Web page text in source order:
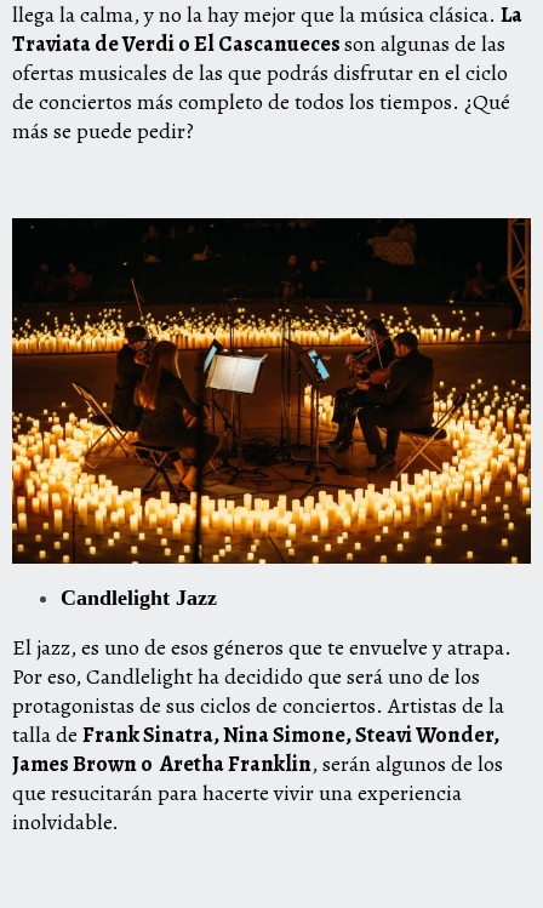
llega la calma, y no la hay mejor que la música clásica. La
Traviata de Verdi o El Cascanuecesson algunas de las
ofertas musicales de las que podrás disfrutar en el ciclo
de conciertos más completo de todos los tiempos. ¿Qué
más se puede pedir?
Candlelight Jazz
El jazz, es uno de esos géneros que te envuelve y atrapa.
Por eso, Candlelight ha decidido que será uno de los
protagonistas de sus ciclos de conciertos. Artistas de la
talla de Frank Sinatra, Nina Simone, Steavi Wonder,
James Brown o Aretha Franklin, serán algunos de los
que resucitarán para hacerte vivir una experiencia
inolvidable.